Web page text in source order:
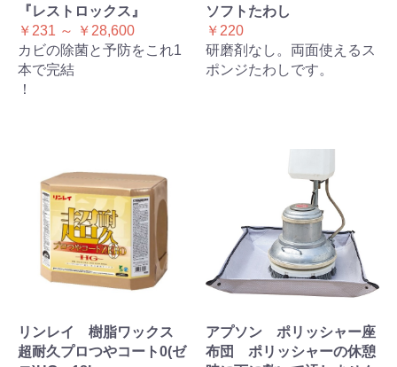
『レストロックス』
￥231 ～ ￥28,600
カビの除菌と予防をこれ1
本で完結
！
ソフトたわし
￥220
研磨剤なし。両面使えるス
ポンジたわしです。
リンレイ 樹脂ワックス
超耐久プロつやコート0(ゼ
アプソン ポリッシャー座
布団 ポリッシャーの休憩